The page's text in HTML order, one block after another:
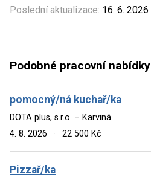
Poslední aktualizace: 16. 6. 2026
Podobné pracovní nabídky
pomocný/ná kuchař/ka
DOTA plus, s.r.o. – Karviná
4. 8. 2026
· 22 500 Kč
Pizzař/ka